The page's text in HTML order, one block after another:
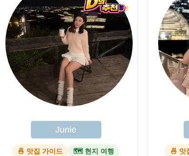
Junie
🍜 맛집 가이드
🗺 현지 여행
🍜 맛